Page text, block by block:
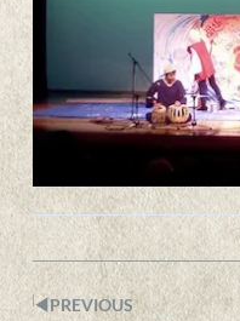
◀︎PREVIOUS